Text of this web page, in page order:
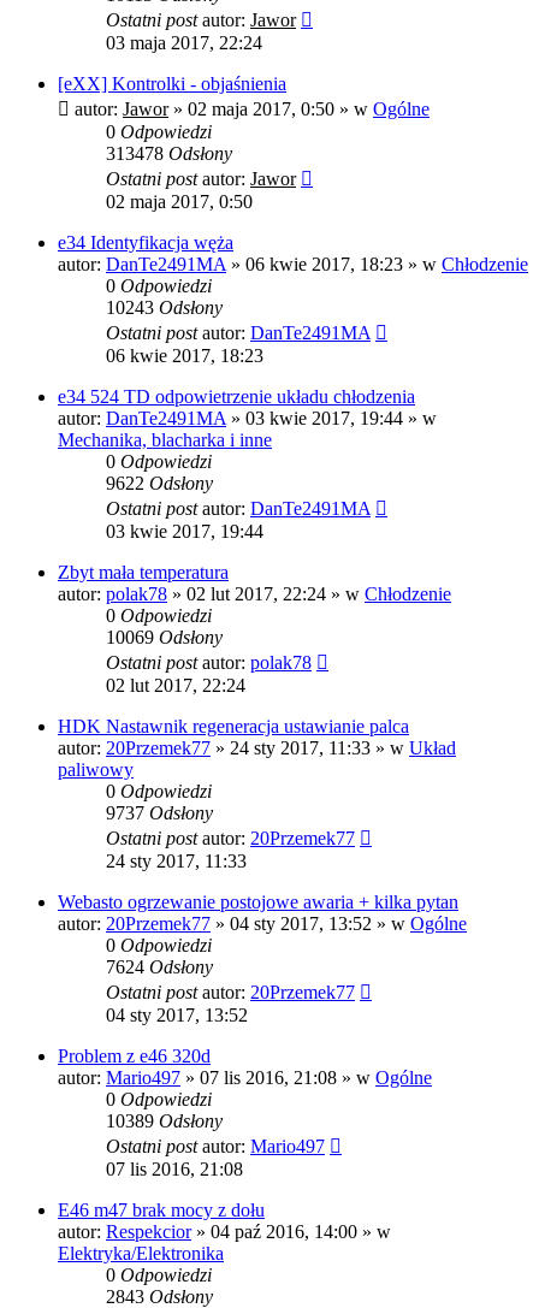
Ostatni postautor: Jawor
03 maja 2017, 22:24
[eXX] Kontrolki - objaśnienia
autor: Jawor» 02 maja 2017, 0:50 » w Ogólne
0 Odpowiedzi
313478 Odsłony
Ostatni postautor: Jawor
02 maja 2017, 0:50
e34 Identyfikacja węża
autor: DanTe2491MA » 06 kwie 2017, 18:23 » w Chłodzenie
0 Odpowiedzi
10243 Odsłony
Ostatni postautor: DanTe2491MA
06 kwie 2017, 18:23
e34 524 TD odpowietrzenie układu chłodzenia
autor: DanTe2491MA » 03 kwie 2017, 19:44 » w
Mechanika, blacharka i inne
0 Odpowiedzi
9622 Odsłony
Ostatni postautor: DanTe2491MA
03 kwie 2017, 19:44
Zbyt mała temperatura
autor: polak78 » 02 lut 2017, 22:24 » w Chłodzenie
0 Odpowiedzi
10069 Odsłony
Ostatni postautor: polak78
02 lut 2017, 22:24
HDK Nastawnik regeneracja ustawianie palca
autor: 20Przemek77 » 24 sty 2017, 11:33 » w Układ
paliwowy
0 Odpowiedzi
9737 Odsłony
Ostatni postautor: 20Przemek77
24 sty 2017, 11:33
Webasto ogrzewanie postojowe awaria + kilka pytan
autor: 20Przemek77 » 04 sty 2017, 13:52 » w Ogólne
0 Odpowiedzi
7624 Odsłony
Ostatni postautor: 20Przemek77
04 sty 2017, 13:52
Problem z e46 320d
autor: Mario497 » 07 lis 2016, 21:08 » w Ogólne
0 Odpowiedzi
10389 Odsłony
Ostatni postautor: Mario497
07 lis 2016, 21:08
E46 m47 brak mocy z dołu
autor: Respekcior» 04 paź 2016, 14:00 » w
Elektryka/Elektronika
0 Odpowiedzi
2843 Odsłony